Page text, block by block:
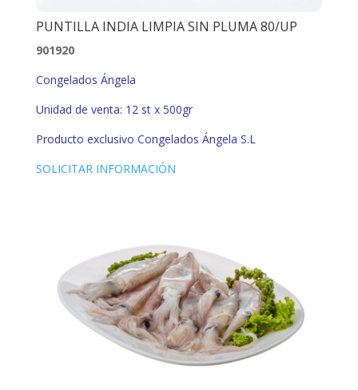
PUNTILLA INDIA LIMPIA SIN PLUMA 80/UP
901920
Congelados Ángela
Unidad de venta: 12 st x 500gr
Producto exclusivo Congelados Ángela S.L
SOLICITAR INFORMACIÓN